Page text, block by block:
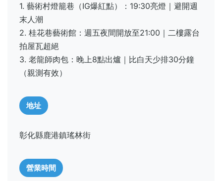
1. 藝術村燈籠巷（IG爆紅點）：19:30亮燈｜避開週
末人潮
2. 桂花巷藝術館：週五夜間開放至21:00｜二樓露台
拍屋瓦超絕
3. 老龍師肉包：晚上8點出爐｜比白天少排30分鐘
（親測有效）
地址
彰化縣鹿港鎮瑤林街
營業時間